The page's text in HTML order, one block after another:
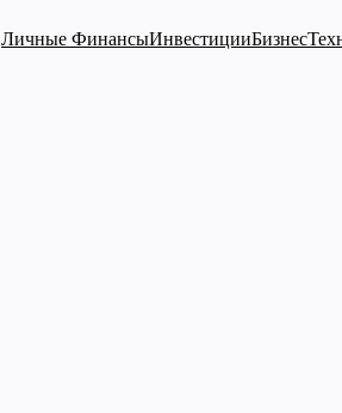
Личные ФинансыИнвестицииБизнес